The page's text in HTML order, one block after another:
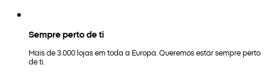
Sempre perto de ti
Mais de 3.000 lojas em toda a Europa. Queremos estar sempre perto
de ti.